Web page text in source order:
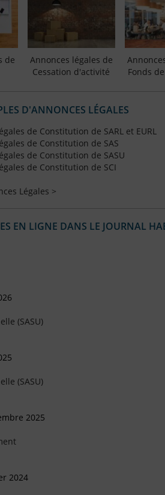
de
Annonces légales de
Cessation d'activité
Fonds
D'ANNONCES LÉGALES
de Constitution de SARL et EURL
de Constitution de SAS
de Constitution de SASU
de Constitution de SCI
Légales >
EN LIGNE DANS LE JOURNAL
(SASU)
(SASU)
2025
2024